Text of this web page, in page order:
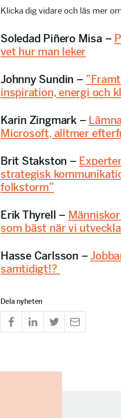
Klicka dig vidare och läs mer
Soledad Piñero Misa –
vet hur man leker
Johnny Sundin –
inspiration, energi och
Karin Zingmark –
Microsoft, alltmer
Brit Stakston –
strategisk
folkstorm”
Erik Thyrell –
som bäst när vi
Hasse Carlsson –
samtidigt!?
Dela nyheten